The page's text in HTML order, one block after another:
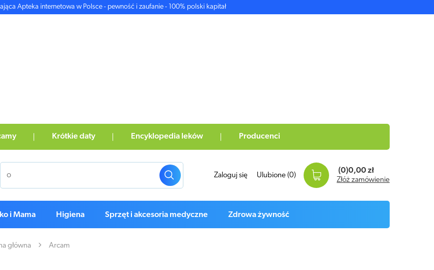
Apteka internetowa w Polsce - pewność i zaufanie - 100% polski kapitał
Krótkie daty Encyklopedia leków Producenci
Zaloguj się Ulubione (0)
(0)0,00 zł
Złóż zamówienie
i Mama Higiena Sprzęt i akcesoria medyczne Zdrowa żywność
główna Arcam